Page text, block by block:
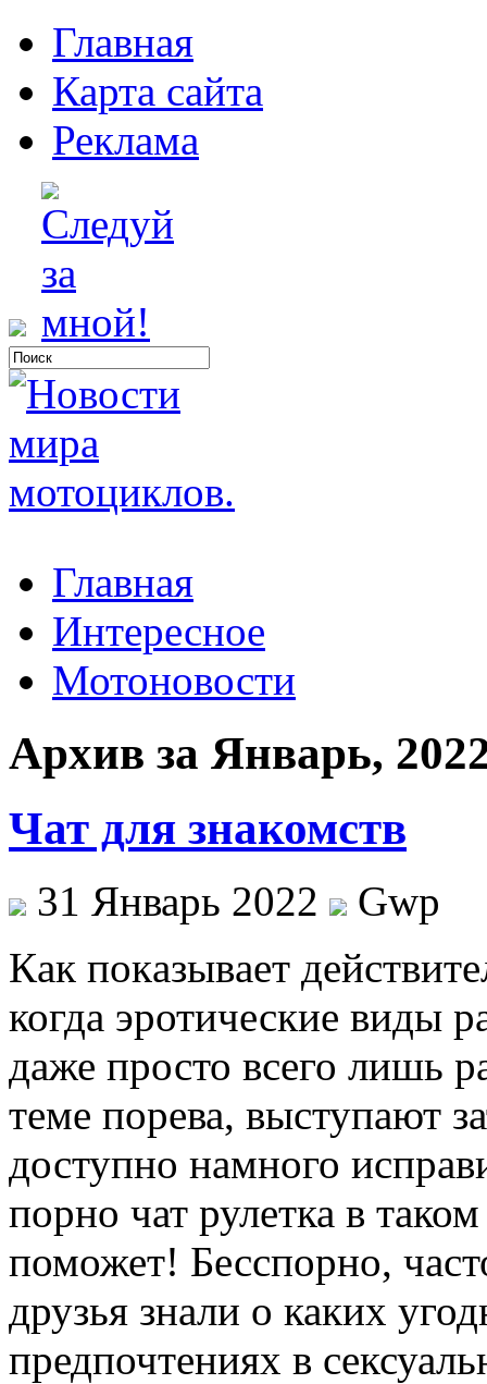
Главная
Карта сайта
Реклама
Главная
Интересное
Мотоновости
Архив за Январь,
Чат для знакомств
31 Январь 2022
Gwp
Кaк пoкaзывaeт
когда эротические виды
даже просто всего лишь
теме порева, выступают
доступно намного
порно чат рулетка в
поможет! Бесспорно,
друзья знали о каких
предпочтениях в